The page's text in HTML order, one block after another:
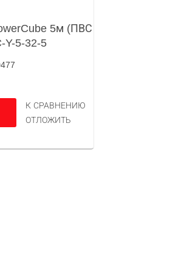
5м (ПВС
Y-5-32-5
К СРАВНЕНИЮ
ОТЛОЖИТЬ